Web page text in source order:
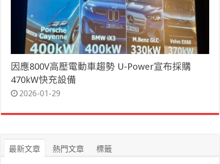
因應800V高壓電動車趨勢 U-Power宣布採購
470kW快充設備
2026-01-29
最新文章 熱門文章 標籤